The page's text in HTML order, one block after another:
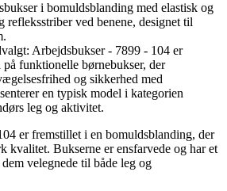
i bomuldsblanding med elastisk og
refleksstriber ved benene, designet til
Arbejdsbukser - 7899 - 104 er
funktionelle børnebukser, der
og sikkerhed med
en typisk model i kategorien
leg og aktivitet.
er fremstillet i en bomuldsblanding, der
kvalitet. Bukserne er ensfarvede og har et
velegnede til både leg og